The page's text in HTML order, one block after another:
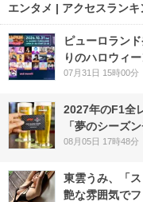
エンタメ | アクセスランキ
ピューロラン
りのハロウィ
07月31日 15時00分
2027年のF1全
「夢のシーズ
08月05日 17時48分
東雲うみ、「
艶な雰囲気でフ